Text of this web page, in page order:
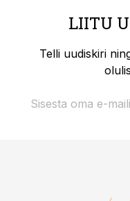
LIITU
Telli uudiskiri